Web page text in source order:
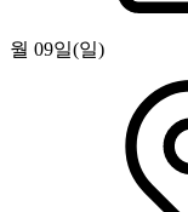
월 09일(일)